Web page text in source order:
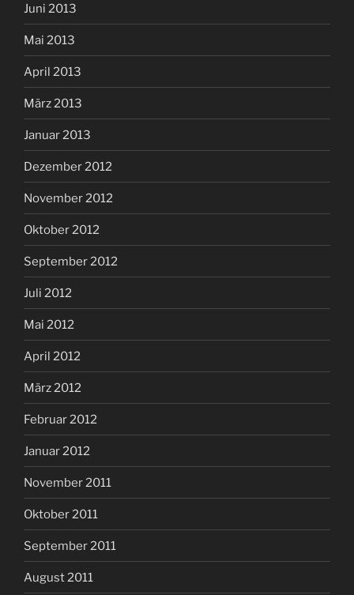
Juni 2013
Mai 2013
April 2013
März 2013
Januar 2013
Dezember 2012
November 2012
Oktober 2012
September 2012
Juli 2012
Mai 2012
April 2012
März 2012
Februar 2012
Januar 2012
November 2011
Oktober 2011
September 2011
August 2011